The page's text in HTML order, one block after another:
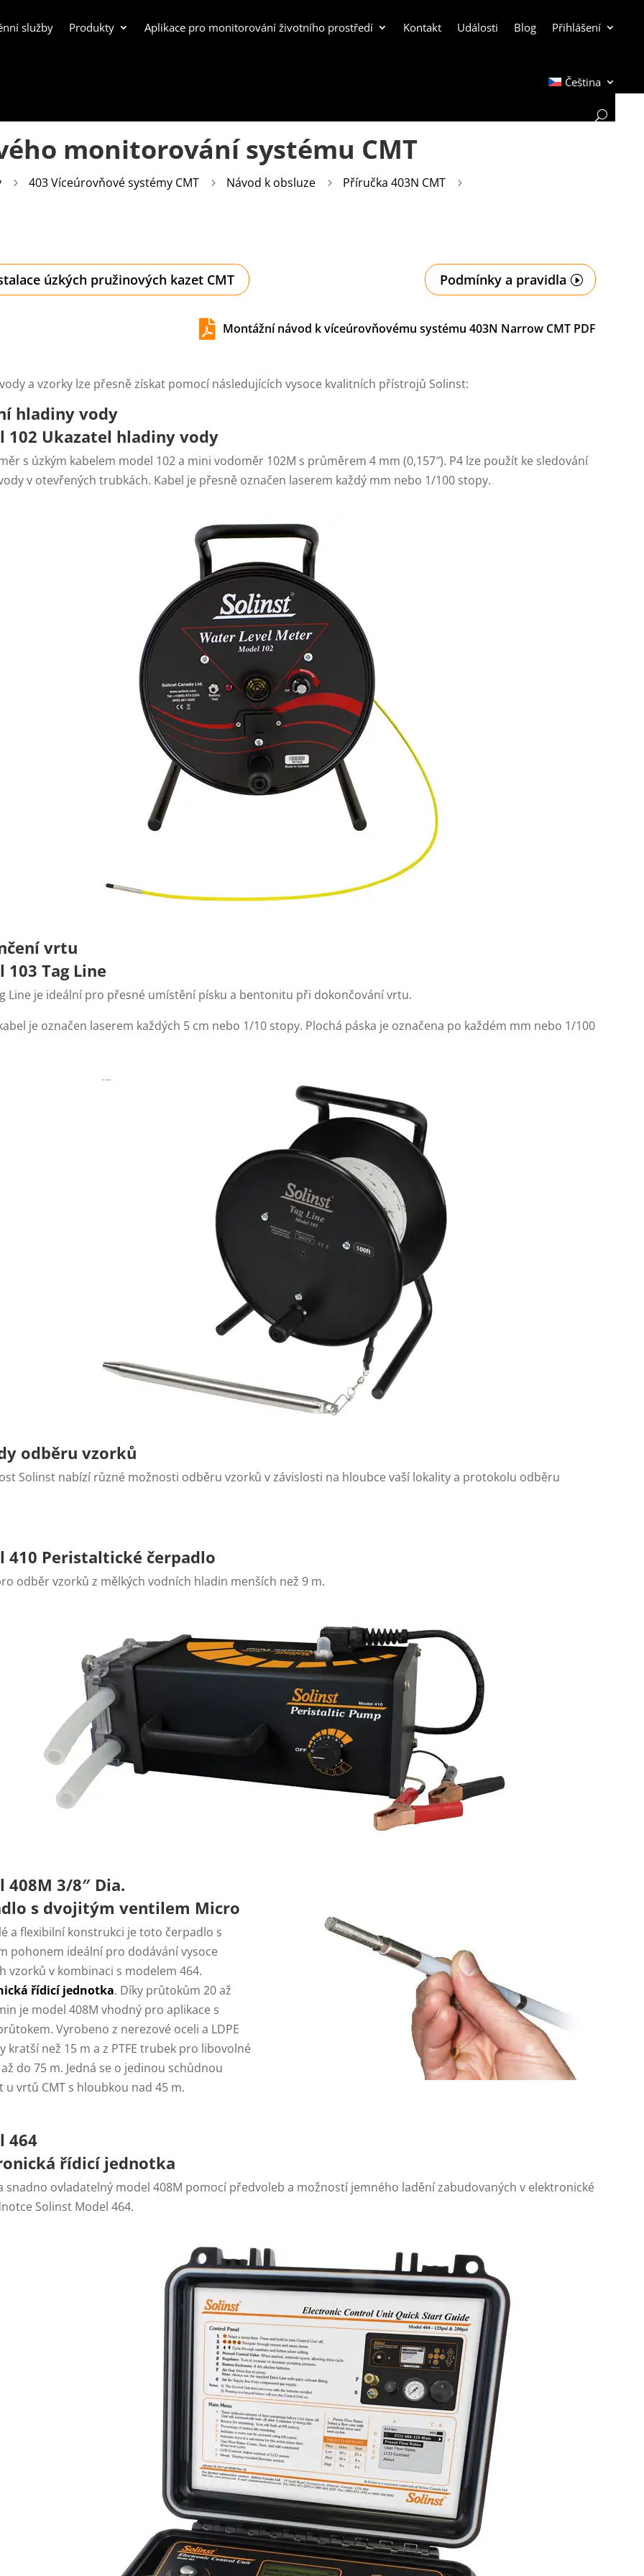
služby Produkty Aplikace pro monitorování životního prostředí Kontakt Události Blog Přihlášení
Čeština
monitorování systému CMT
5 403 Víceúrovňové systémy CMT 5 Návod k obsluze 5 Příručka 403N CMT 5
úzkých pružinových kazet CMT Podmínky a pravidla
 Montážní návod k víceúrovňovému systému 403N Narrow CMT PDF
a vzorky lze přesně získat pomocí následujících vysoce kvalitních přístrojů Solinst:
hladiny vody
102 Ukazatel hladiny vody
s úzkým kabelem model 102 a mini vodoměr 102M s průměrem 4 mm (0,157″). P4 lze použít ke sledování
v otevřených trubkách. Kabel je přesně označen laserem každý mm nebo 1/100 stopy.
vrtu
103 Tag Line
Line je ideální pro přesné umístění písku a bentonitu při dokončování vrtu.
je označen laserem každých 5 cm nebo 1/10 stopy. Plochá páska je označena po každém mm nebo 1/100
odběru vzorků
Solinst nabízí různé možnosti odběru vzorků v závislosti na hloubce vaší lokality a protokolu odběru
410 Peristaltické čerpadlo
odběr vzorků z mělkých vodních hladin menších než 9 m.
408M 3/8″ Dia.
s dvojitým ventilem Micro
a flexibilní konstrukci je toto čerpadlo s
pohonem ideální pro dodávání vysoce
vzorků v kombinaci s modelem 464.
řídicí jednotka. Díky průtokům 20 až
je model 408M vhodný pro aplikace s
Vyrobeno z nerezové oceli a LDPE
kratší než 15 m a z PTFE trubek pro libovolné
do 75 m. Jedná se o jedinou schůdnou
u vrtů CMT s hloubkou nad 45 m.
464
řídicí jednotka
snadno ovladatelný model 408M pomocí předvoleb a možností jemného ladění zabudovaných v elektronické
Solinst Model 464.